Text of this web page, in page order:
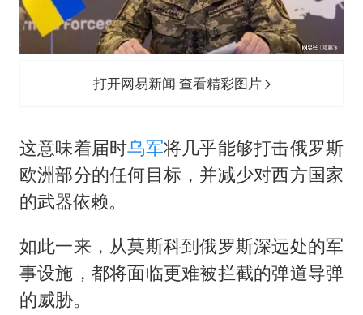
打开网易新闻 查看精彩图片
这意味着届时乌军将几乎能够打击俄罗斯
欧洲部分的任何目标，并减少对西方国家
的武器依赖。
如此一来，从莫斯科到俄罗斯深远处的军
事设施，都将面临更难被拦截的弹道导弹
的威胁。